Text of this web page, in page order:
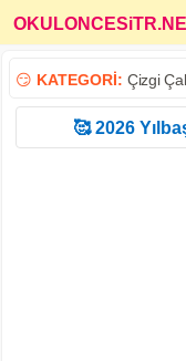
😏 KATEGORİ: Çizgi
🥰 2026